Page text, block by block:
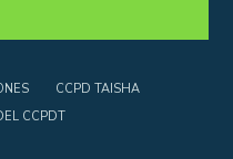
CCPD TAISHA
CCPDT